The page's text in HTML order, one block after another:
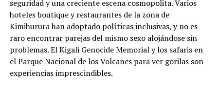
seguridad y una creciente escena cosmopolita. Varios
hoteles boutique y restaurantes de la zona de
Kimihurura han adoptado políticas inclusivas, y no es
raro encontrar parejas del mismo sexo alojándose sin
problemas. El Kigali Genocide Memorial y los safaris en
el Parque Nacional de los Volcanes para ver gorilas son
experiencias imprescindibles.